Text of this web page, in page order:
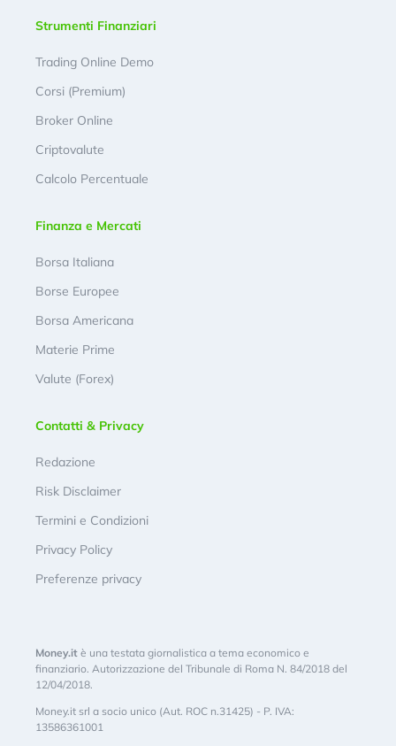
Strumenti Finanziari
Trading Online Demo
Corsi (Premium)
Broker Online
Criptovalute
Calcolo Percentuale
Finanza e Mercati
Borsa Italiana
Borse Europee
Borsa Americana
Materie Prime
Valute (Forex)
Contatti & Privacy
Redazione
Risk Disclaimer
Termini e Condizioni
Privacy Policy
Preferenze privacy
Money.it è una testata giornalistica a tema economico e
finanziario. Autorizzazione del Tribunale di Roma N. 84/2018 del
12/04/2018.
Money.it srl a socio unico (Aut. ROC n.31425) - P. IVA:
13586361001